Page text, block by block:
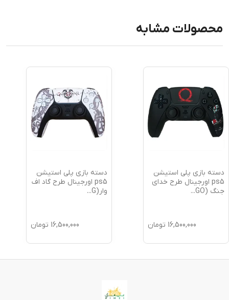
محصولات مشابه
دسته بازی پلی استیشن
ps5 اورجینال طرح خدای
جنگ (GO
...
16,500,000 تومان
دسته بازی پلی استیشن
ps5 اورجینال طرح گاد اف
وار(G ...
16,500,000 تومان